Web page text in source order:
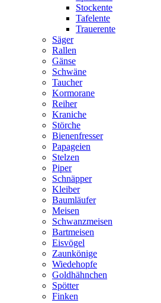
Stockente
Tafelente
Trauerente
Säger
Rallen
Gänse
Schwäne
Taucher
Kormorane
Reiher
Kraniche
Störche
Bienenfresser
Papageien
Stelzen
Piper
Schnäpper
Kleiber
Baumläufer
Meisen
Schwanzmeisen
Bartmeisen
Eisvögel
Zaunkönige
Wiedehopfe
Goldhähnchen
Spötter
Finken